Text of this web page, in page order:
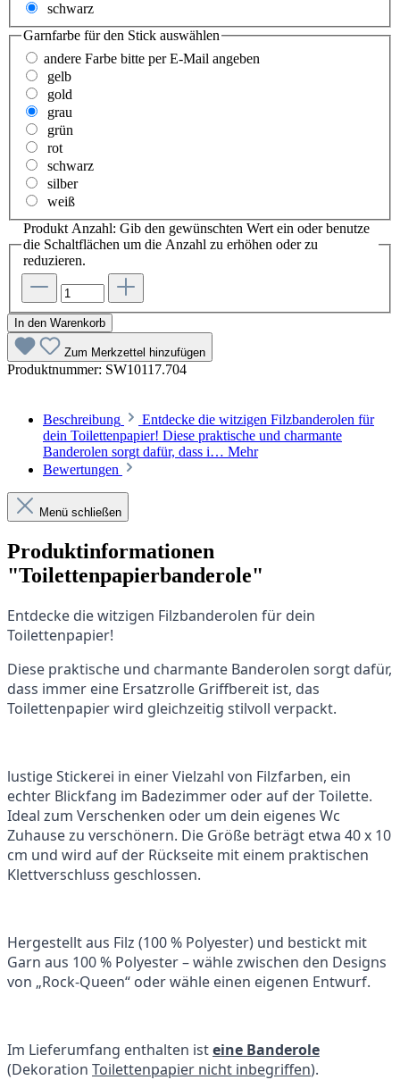
schwarz
Garnfarbe für den Stick auswählen
andere Farbe bitte per E-Mail angeben
gelb
gold
grau
grün
rot
schwarz
silber
weiß
Produkt Anzahl: Gib den gewünschten Wert ein oder benutze
die Schaltflächen um die Anzahl zu erhöhen oder zu
reduzieren.
In den Warenkorb
Zum Merkzettel hinzufügen
Produktnummer: SW10117.704
Beschreibung
Entdecke die witzigen Filzbanderolen für
dein Toilettenpapier! Diese praktische und charmante
Banderolen sorgt dafür, dass i… Mehr
Bewertungen
Menü schließen
Produktinformationen
"Toilettenpapierbanderole"
Entdecke die witzigen Filzbanderolen für dein
Toilettenpapier!
Diese praktische und charmante Banderolen sorgt dafür,
dass immer eine Ersatzrolle Griffbereit ist, das
Toilettenpapier wird gleichzeitig stilvoll verpackt.
lustige Stickerei in einer Vielzahl von Filzfarben, ein
echter Blickfang im Badezimmer oder auf der Toilette.
Ideal zum Verschenken oder um dein eigenes Wc
Zuhause zu verschönern. Die Größe beträgt etwa 40 x 10
cm und wird auf der Rückseite mit einem praktischen
Klettverschluss geschlossen.
Hergestellt aus Filz (100 % Polyester) und bestickt mit
Garn aus 100 % Polyester – wähle zwischen den Designs
von „Rock-Queen“ oder wähle einen eigenen Entwurf.
Im Lieferumfang enthalten isteine Banderole
(Dekoration Toilettenpapier nicht inbegriffen).